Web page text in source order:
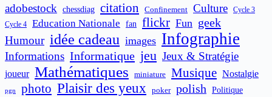
adobestock chessdiag citation Confinement Culture Cycle 3
Cycle 4 Education Nationale fan flickr Fun geek
Humour idée cadeau images Infographie
Informations Informatique jeu Jeux & Stratégie
joueur Mathématiques miniature Musique Nostalgie
pgn photo Plaisir des yeux poker polish Politique